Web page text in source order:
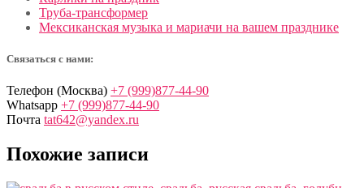
Труба-трансформер
Мексиканская музыка и мариачи на вашем празднике
Связаться с нами:
Телефон (Москва) +7 (999)877-44-90
Whatsapp +7 (999)877-44-90
Почта tat642@yandex.ru
Похожие записи